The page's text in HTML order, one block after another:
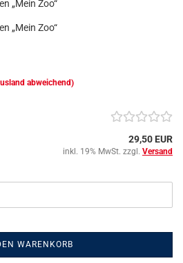
„Mein Zoo“
„Mein Zoo“
abweichend)
29,50 EUR
inkl. 19% MwSt. zzgl. Versand
WARENKORB